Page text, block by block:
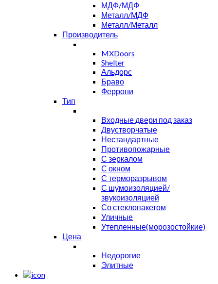
МДФ/МДФ
Металл/МДФ
Металл/Металл
Производитель
MXDoors
Shelter
Альдорс
Браво
Феррони
Тип
Входные двери под заказ
Двустворчатые
Нестандартные
Противопожарные
С зеркалом
С окном
С терморазрывом
С шумоизоляцией/
звукоизоляцией
Со стеклопакетом
Уличные
Утепленные(морозостойкие)
Цена
Недорогие
Элитные